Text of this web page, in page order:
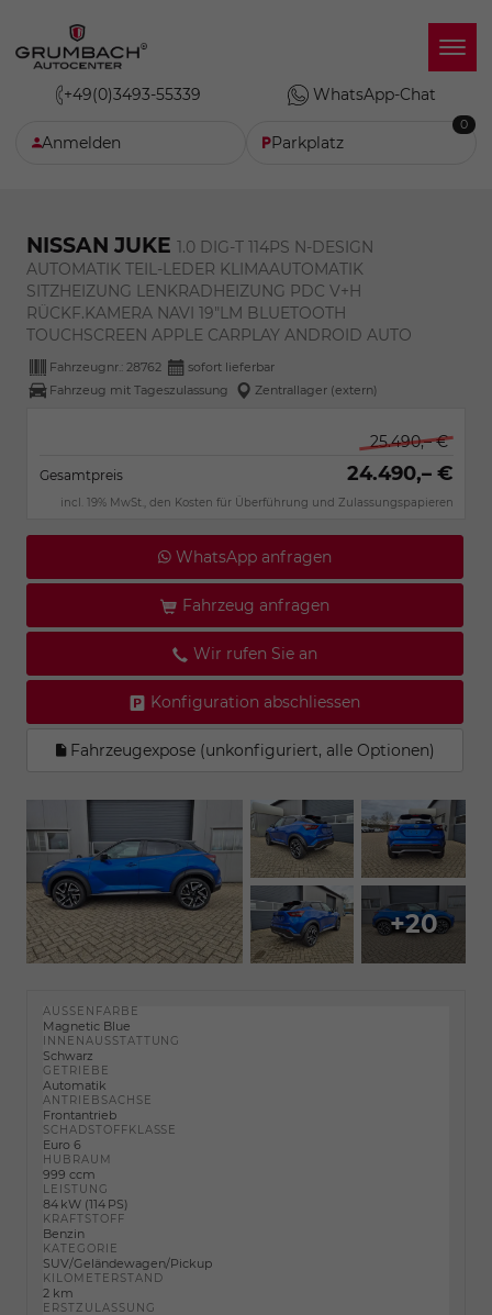
+49(0)3493-55339 WhatsApp-Chat
Anmelden Parkplatz
0
NISSAN JUKE 1.0 DIG-T 114PS N-DESIGN
AUTOMATIK TEIL-LEDER KLIMAAUTOMATIK
SITZHEIZUNG LENKRADHEIZUNG PDC V+H
RÜCKF.KAMERA NAVI 19"LM BLUETOOTH
TOUCHSCREEN APPLE CARPLAY ANDROID AUTO
Fahrzeugnr.: 28762
sofort lieferbar
Fahrzeug mit Tageszulassung
Zentrallager (extern)
25.490,– €
Gesamtpreis 24.490,– €
incl. 19% MwSt., den Kosten für Überführung und Zulassungspapieren
WhatsApp anfragen
Fahrzeug anfragen
Wir rufen Sie an
Konfiguration abschliessen
Fahrzeugexpose (unkonfiguriert, alle Optionen)
+20
AUSSENFARBE
Magnetic Blue
INNENAUSSTATTUNG
Schwarz
GETRIEBE
Automatik
ANTRIEBSACHSE
Frontantrieb
SCHADSTOFFKLASSE
Euro 6
HUBRAUM
999 ccm
LEISTUNG
84 kW (114 PS)
KRAFTSTOFF
Benzin
KATEGORIE
SUV/Geländewagen/Pickup
KILOMETERSTAND
2 km
ERSTZULASSUNG